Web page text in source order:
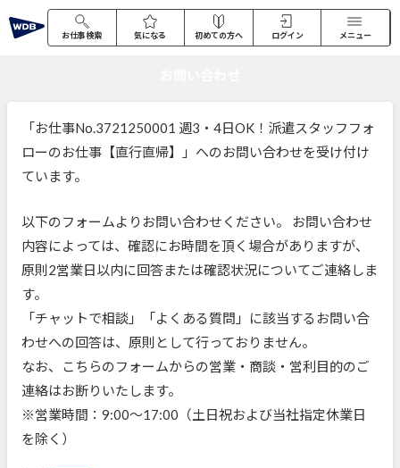
お仕事検索 気になる 初めての方へ ログイン メニュー
「お仕事No.3721250001 週3・4日OK！派遣スタッフフォ
ローのお仕事【直行直帰】」へのお問い合わせを受け付け
ています。
以下のフォームよりお問い合わせください。 お問い合わせ
内容によっては、確認にお時間を頂く場合がありますが、
原則2営業日以内に回答または確認状況についてご連絡しま
す。
「チャットで相談」「よくある質問」に該当するお問い合
わせへの回答は、原則として行っておりません。
なお、こちらのフォームからの営業・商談・営利目的のご
連絡はお断りいたします。
※営業時間：9:00～17:00（土日祝および当社指定休業日
を除く）